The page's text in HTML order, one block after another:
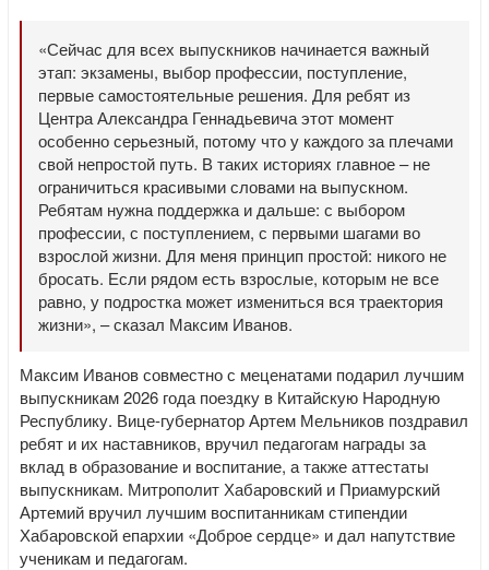
«Сейчас для всех выпускников начинается важный
этап: экзамены, выбор профессии, поступление,
первые самостоятельные решения. Для ребят из
Центра Александра Геннадьевича этот момент
особенно серьезный, потому что у каждого за плечами
свой непростой путь. В таких историях главное – не
ограничиться красивыми словами на выпускном.
Ребятам нужна поддержка и дальше: с выбором
профессии, с поступлением, с первыми шагами во
взрослой жизни. Для меня принцип простой: никого не
бросать. Если рядом есть взрослые, которым не все
равно, у подростка может измениться вся траектория
жизни», – сказал Максим Иванов.
Максим Иванов совместно с меценатами подарил лучшим
выпускникам 2026 года поездку в Китайскую Народную
Республику. Вице-губернатор Артем Мельников поздравил
ребят и их наставников, вручил педагогам награды за
вклад в образование и воспитание, а также аттестаты
выпускникам. Митрополит Хабаровский и Приамурский
Артемий вручил лучшим воспитанникам стипендии
Хабаровской епархии «Доброе сердце» и дал напутствие
ученикам и педагогам.